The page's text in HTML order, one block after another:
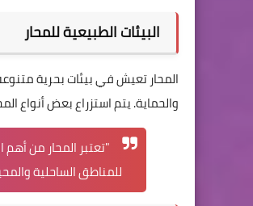
البيئات الطبيعية للمحار
المحار تعيش في بيئات بحرية
والحماية. يتم استزراع بعض أنواع
"تعتبر المحار من
للمناطق الساحلية